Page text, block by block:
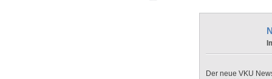
Der neue VKU